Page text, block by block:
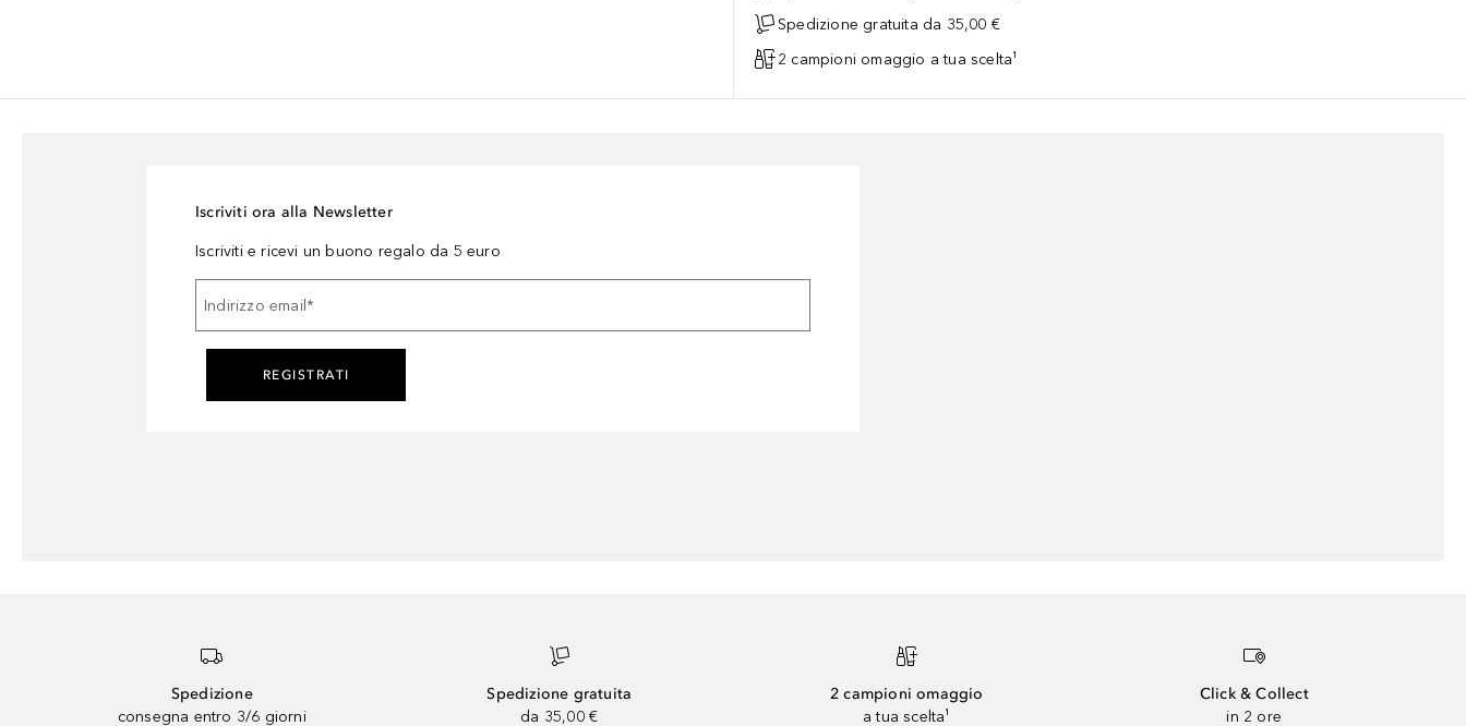
Spedizione gratuita da 35,00 €
2 campioni omaggio a tua scelta¹
Iscriviti ora alla Newsletter
Iscriviti e ricevi un buono regalo da 5 euro
Indirizzo email *
REGISTRATI
Spedizione
consegna entro 3/6 giorni
Spedizione gratuita
da 35,00 €
2 campioni omaggio
a tua scelta¹
Click & Collect
in 2 ore